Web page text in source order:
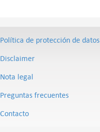
Política de protección de datos
Disclaimer
Nota legal
Preguntas frecuentes
Contacto